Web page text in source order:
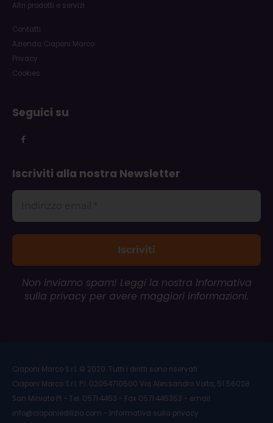
Altri prodotti e servizi
Contatti
Azienda Ciaponi Marco
Privacy
Cookies
Seguici su
Iscriviti alla nostra Newsletter
Non inviamo spam! Leggi la nostra Informativa
sulla privacy per avere maggiori informazioni.
Ciaponi Marco S.r.l. © 2020. Tutti i diritti sono riservati
Ciaponi Marco S.r.l. P.I. 02054710500 Via Alessandro Volta, 51 56028
San Miniato PI - Tel. 0571.4453 - Fax 0571.445353 - email
info@ciaponiedilizia.com - Informativa sulla privacy